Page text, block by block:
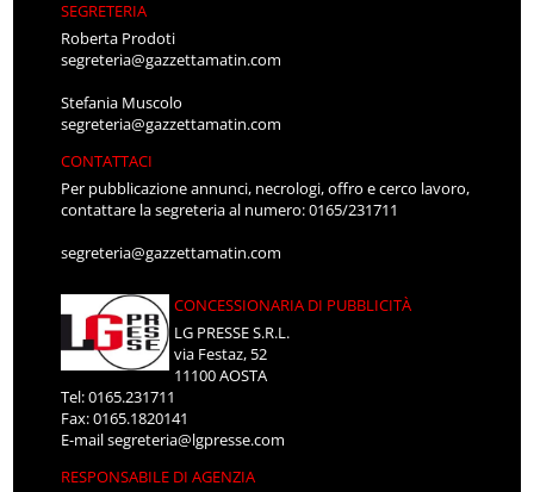
SEGRETERIA
Roberta Prodoti
segreteria@gazzettamatin.com
Stefania Muscolo
segreteria@gazzettamatin.com
CONTATTACI
Per pubblicazione annunci, necrologi, offro e cerco lavoro,
contattare la segreteria al numero: 0165/231711
segreteria@gazzettamatin.com
CONCESSIONARIA DI PUBBLICITÀ
LG PRESSE S.R.L.
via Festaz, 52
11100 AOSTA
Tel: 0165.231711
Fax: 0165.1820141
E-mailsegreteria@lgpresse.com
RESPONSABILE DI AGENZIA